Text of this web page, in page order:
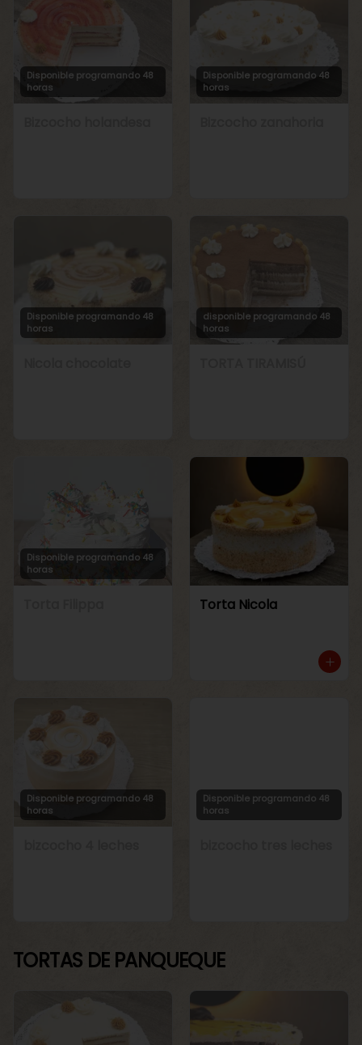
Disponible programando 48
horas
Disponible programando 48
horas
Disponible programando 48
horas
disponible programando 48
horas
Disponible programando 48
horas
Torta Nicola
Disponible programando 48
horas
Disponible programando 48
horas
TORTAS DE PANQUEQUE